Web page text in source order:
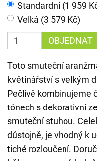
Standardní (1 959
Velká (3 579 Kč)
OBJEDNAT
Toto smuteční
květinářství s velkým
Pečlivě kombinujeme
tónech s dekorativní
smuteční stuhou.
důstojně, je vhodný k
tiché rozloučení.